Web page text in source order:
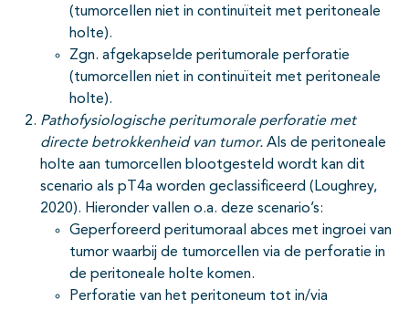
(tumorcellen niet in continuïteit met peritoneale
holte).
Zgn. afgekapselde peritumorale perforatie
(tumorcellen niet in continuïteit met peritoneale
holte).
Pathofysiologische peritumorale perforatie met
directe betrokkenheid van tumor. Als de peritoneale
holte aan tumorcellen blootgesteld wordt kan dit
scenario als pT4a worden geclassificeerd (Loughrey,
2020). Hieronder vallen o.a. deze scenario’s:
Geperforeerd peritumoraal abces met ingroei van
tumor waarbij de tumorcellen via de perforatie in
de peritoneale holte komen.
Perforatie van het peritoneum tot in/via